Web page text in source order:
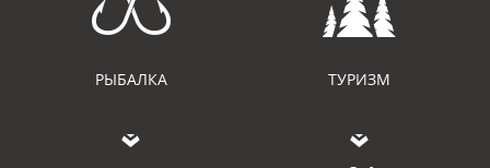
РЫБАЛКА ТУРИЗМ